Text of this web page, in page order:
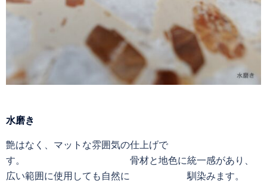
水磨き
艶はなく、マットな雰囲気の仕上げで
す。 骨材と地色に統一感があり、
広い範囲に使用しても自然に 馴染みます。